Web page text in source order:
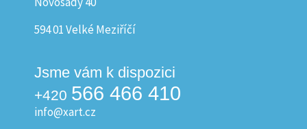
594 01 Velké Meziříčí
Jsme vám k dispozici
+420 566 466 410
info@xart.cz